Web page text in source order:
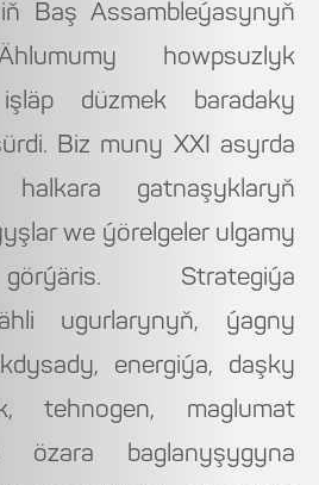
Baş Assambleýasynyň
howpsuzlyk
düzmek baradaky
Biz muny XXI asyrda
gatnaşyklaryň
we ýörelgeler ulgamy
Strategiýa
ugurlarynyň, ýagny
energiýa, daşky
tehnogen, maglumat
özara baglanyşygyna